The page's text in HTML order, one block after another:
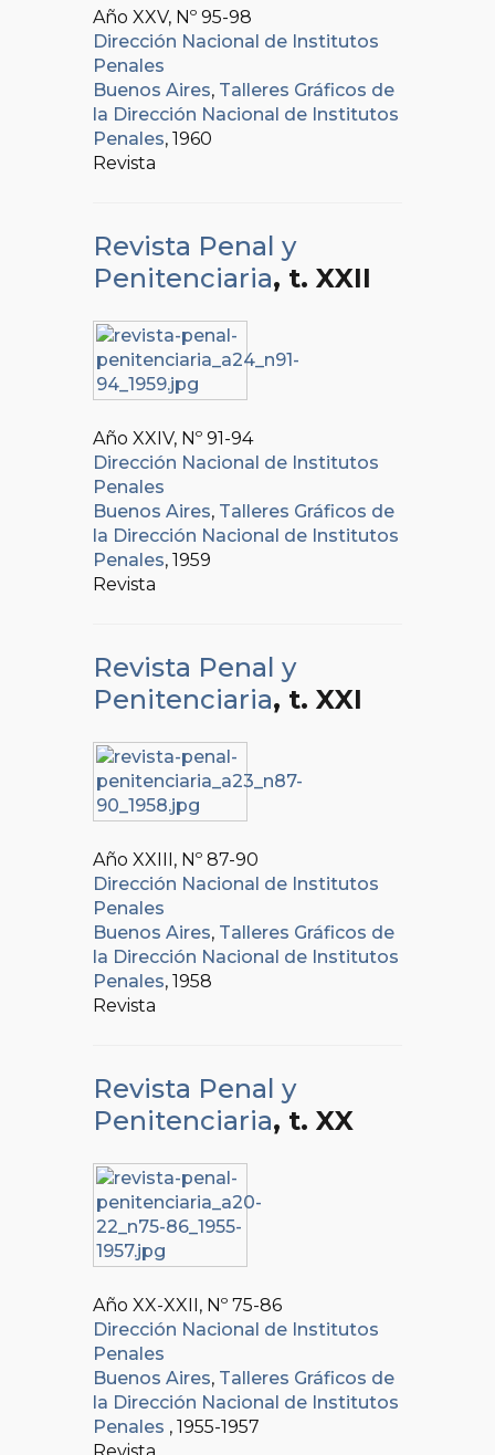
Año XXV, Nº 95-98
Dirección Nacional de Institutos
Penales
Buenos Aires, Talleres Gráficos de
la Dirección Nacional de Institutos
Penales, 1960
Revista
Revista Penal y
Penitenciaria, t. XXII
Año XXIV, Nº 91-94
Dirección Nacional de Institutos
Penales
Buenos Aires, Talleres Gráficos de
la Dirección Nacional de Institutos
Penales, 1959
Revista
Revista Penal y
Penitenciaria, t. XXI
Año XXIII, Nº 87-90
Dirección Nacional de Institutos
Penales
Buenos Aires, Talleres Gráficos de
la Dirección Nacional de Institutos
Penales, 1958
Revista
Revista Penal y
Penitenciaria, t. XX
Año XX-XXII, Nº 75-86
Dirección Nacional de Institutos
Penales
Buenos Aires, Talleres Gráficos de
la Dirección Nacional de Institutos
Penales , 1955-1957